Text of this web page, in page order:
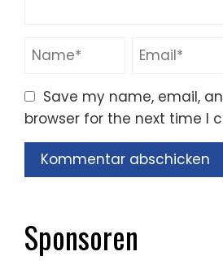
Save my name, email,
browser for the next time I
Sponsoren